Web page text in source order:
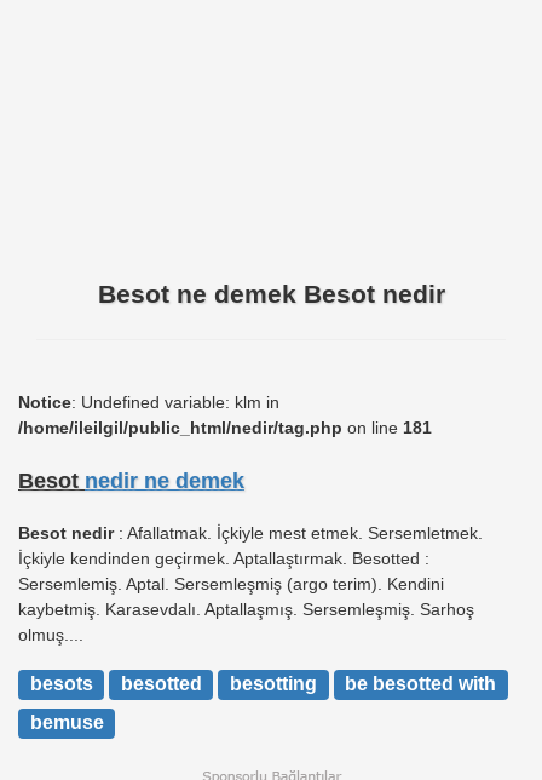
Besot ne demek Besot nedir
Notice: Undefined variable: klm in
/home/ileilgil/public_html/nedir/tag.php on line 181
Besot nedir ne demek
Besot nedir: Afallatmak. İçkiyle mest etmek. Sersemletmek.
İçkiyle kendinden geçirmek. Aptallaştırmak. Besotted :
Sersemlemiş. Aptal. Sersemleşmiş (argo terim). Kendini
kaybetmiş. Karasevdalı. Aptallaşmış. Sersemleşmiş. Sarhoş
olmuş....
besots besotted besotting
be besotted with
bemuse